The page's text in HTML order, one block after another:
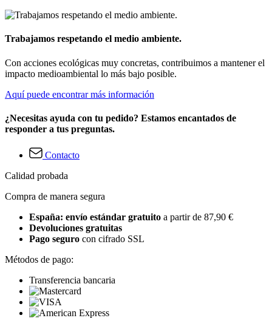
Trabajamos respetando el medio ambiente.
Con acciones ecológicas muy concretas, contribuimos a mantener el
impacto medioambiental lo más bajo posible.
Aquí puede encontrar más información
¿Necesitas ayuda con tu pedido? Estamos encantados de
responder a tus preguntas.
Contacto
Calidad probada
Compra de manera segura
España: envío estándar gratuito a partir de 87,90 €
Devoluciones gratuitas
Pago seguro con cifrado SSL
Métodos de pago:
Transferencia bancaria